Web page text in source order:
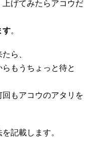
げてみたらアコウだ
す。
ら、
もうちょっと待と
もアコウのアタリを
記載します。